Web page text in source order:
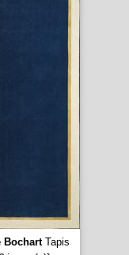
BochartTapis